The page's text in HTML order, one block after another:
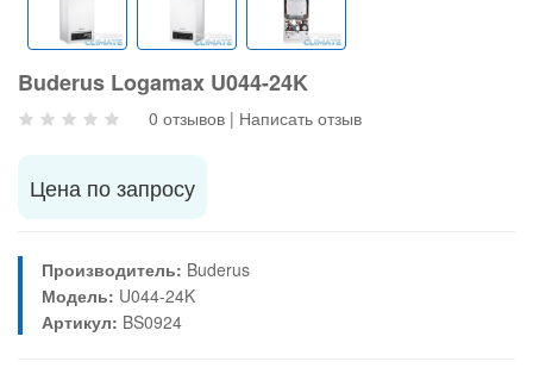
Buderus Logamax U044-24K
0 отзывов | Написать отзыв
Цена по запросу
Производитель: Buderus
Модель: U044-24K
Артикул: BS0924